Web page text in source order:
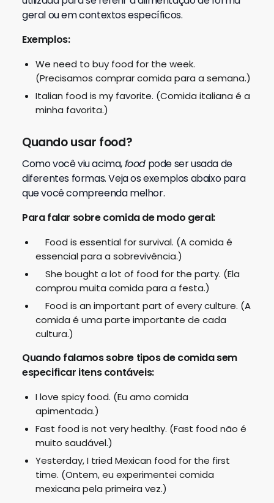
geral ou em contextos específicos.
Exemplos:
We need to buy food for the week.
(Precisamos comprar comida para a semana.)
Italian food is my favorite. (Comida italiana é a
minha favorita.)
Quando usar food?
Como você viu acima,food pode ser usada de
diferentes formas. Veja os exemplos abaixo para
que você compreenda melhor.
Para falar sobre comida de modo geral:
Food is essential for survival. (A comida é
essencial para a sobrevivência.)
She bought a lot of food for the party. (Ela
comprou muita comida para a festa.)
Food is an important part of every culture. (A
comida é uma parte importante de cada
cultura.)
Quando falamos sobre tipos de comida sem
especificar itens contáveis:
I love spicy food. (Eu amo comida
apimentada.)
Fast food is not very healthy. (Fast food não é
muito saudável.)
Yesterday, I tried Mexican food for the first
time. (Ontem, eu experimentei comida
mexicana pela primeira vez.)